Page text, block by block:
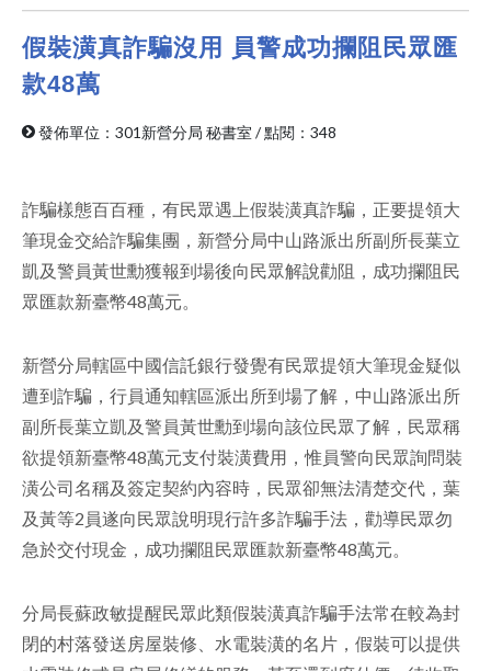
網
facebook
友
假裝潢真詐騙沒用 員警成功攔阻民眾匯
款48萬
發佈單位：301新營分局 秘書室 /點閱：348
詐騙樣態百百種，有民眾遇上假裝潢真詐騙，正要提領大
筆現金交給詐騙集團，新營分局中山路派出所副所長葉立
凱及警員黃世勳獲報到場後向民眾解說勸阻，成功攔阻民
眾匯款新臺幣48萬元。
新營分局轄區中國信託銀行發覺有民眾提領大筆現金疑似
遭到詐騙，行員通知轄區派出所到場了解，中山路派出所
副所長葉立凱及警員黃世勳到場向該位民眾了解，民眾稱
欲提領新臺幣48萬元支付裝潢費用，惟員警向民眾詢問裝
潢公司名稱及簽定契約內容時，民眾卻無法清楚交代，葉
及黃等2員遂向民眾說明現行許多詐騙手法，勸導民眾勿
急於交付現金，成功攔阻民眾匯款新臺幣48萬元。
分局長蘇政敏提醒民眾此類假裝潢真詐騙手法常在較為封
閉的村落發送房屋裝修、水電裝潢的名片，假裝可以提供